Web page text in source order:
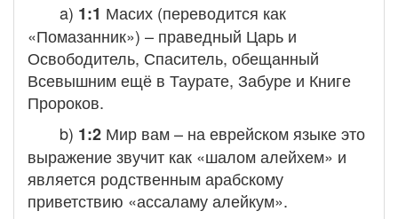
a) 1:1 Масих (переводится как
«Помазанник») – праведный Царь и
Освободитель, Спаситель, обещанный
Всевышним ещё в Таурате, Забуре и Книге
Пророков.
b) 1:2 Мир вам– на еврейском языке это
выражение звучит как «шалом алейхем» и
является родственным арабскому
приветствию «ассаламу алейкум».